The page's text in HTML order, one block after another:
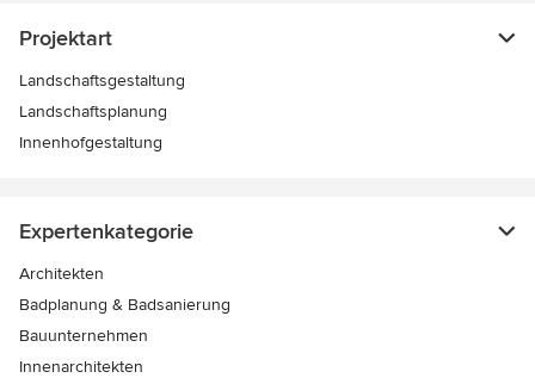
Projektart
Landschaftsgestaltung
Landschaftsplanung
Innenhofgestaltung
Expertenkategorie
Architekten
Badplanung & Badsanierung
Bauunternehmen
Innenarchitekten